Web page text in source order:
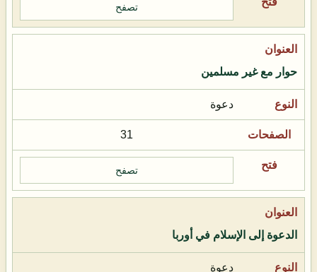
تصفح
حوار مع غير مسلمين
دعوة
31
تصفح
الدعوة إلى الإسلام في أوربا
دعوة